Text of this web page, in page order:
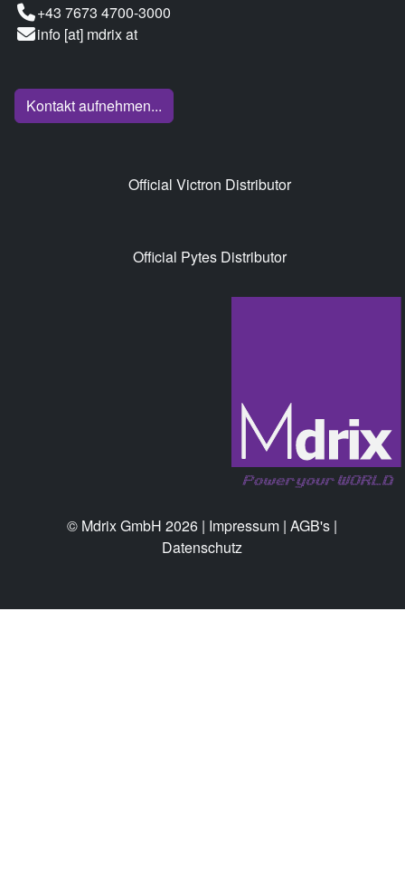
+43 7673 4700-3000
info [at] mdrix at
Kontakt aufnehmen...
Official Victron Distributor
Official Pytes Distributor
© Mdrix GmbH 2026 | Impressum |AGB's |
Datenschutz